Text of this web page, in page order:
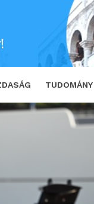
TUDOMÁNY
az 1000.